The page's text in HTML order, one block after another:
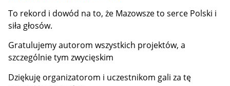
To rekord i dowód na to, że Mazowsze to serce Polski i
siła głosów.
Gratulujemy autorom wszystkich projektów, a
szczególnie tym zwycięskim
Dziękuję organizatorom i uczestnikom gali za tę